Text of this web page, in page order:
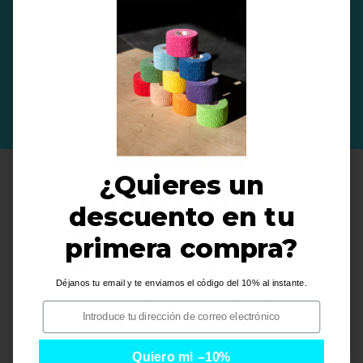
INCLUYE UN % DE DONACIÓN A
PROTECTORAS DE ANIMALES 🐶
PRODUCTOS RELACIONADOS
10 % de
Descuento
¿Quieres un
descuento en tu
primera compra?
Déjanos tu email y te enviamos el código del 10% al instante.
i
Quiero mi –10%